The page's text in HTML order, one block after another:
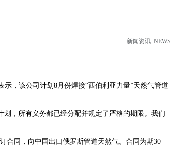
新闻资讯 NEWS
示，该公司计划 8月份焊接“西伯利亚力量”天然气管道
划，所有义务都已经分配并规定了严格的期限。我们
合同，向中国出口俄罗斯管道天然气。合同为期30